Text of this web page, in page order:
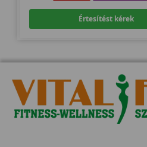
Értesítést kérek